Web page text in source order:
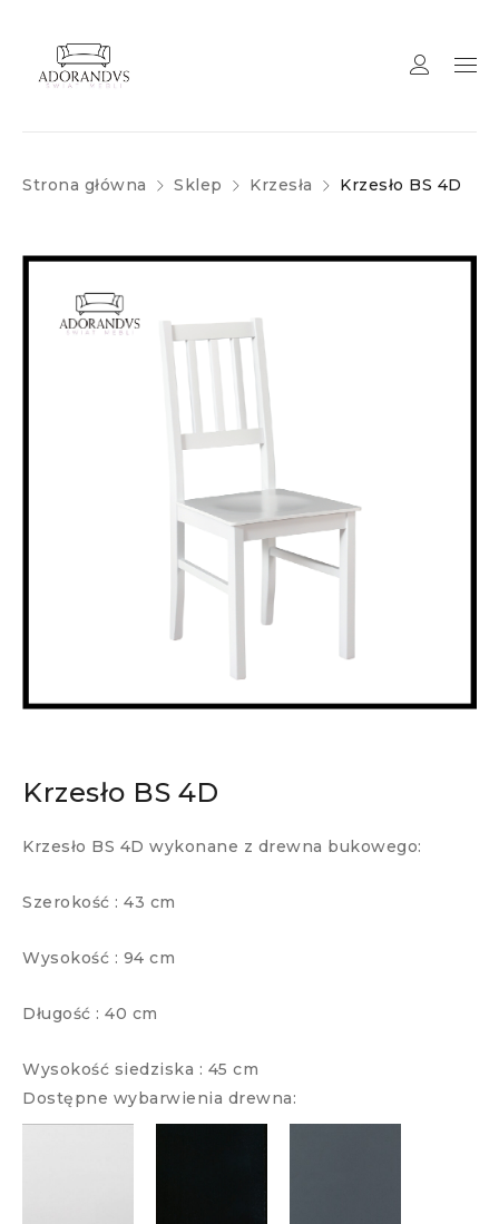
Strona główna Sklep Krzesła Krzesło BS 4D
Krzesło BS 4D
Krzesło BS 4D wykonane z drewna bukowego:
Szerokość : 43 cm
Wysokość : 94 cm
Długość : 40 cm
Wysokość siedziska : 45 cm
Dostępne wybarwienia drewna: